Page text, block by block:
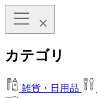
カテゴリ
雑貨・日用品